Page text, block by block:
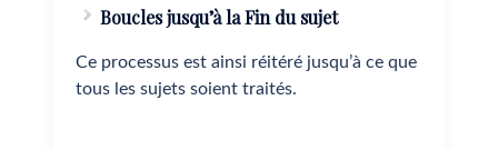
Boucles jusqu’à la Fin du sujet
Ce processus est ainsi réitéré jusqu’à ce que
tous les sujets soient traités.